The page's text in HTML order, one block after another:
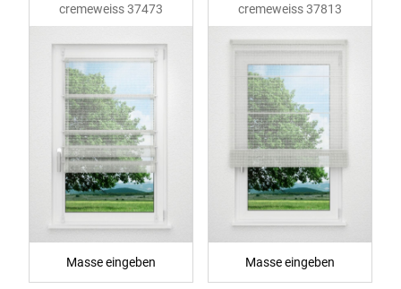
cremeweiss 37473
Masse eingeben
cremeweiss 37813
Masse eingeben